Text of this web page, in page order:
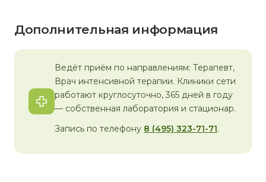
Дополнительная информация
Ведёт приём по направлениям: Терапевт,
Врач интенсивной терапии. Клиники сети
работают круглосуточно, 365 дней в году
— собственная лаборатория и стационар.
Запись по телефону 8 (495) 323-71-71.